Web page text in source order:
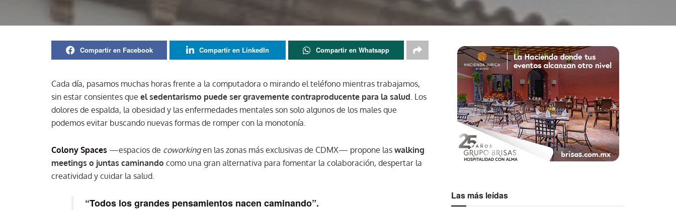
Compartir en Facebook Compartir en LinkedIn Compartir en Whatsapp
Cada día, pasamos muchas horas frente a la computadora o mirando el teléfono mientras trabajamos,
sin estar consientes que el sedentarismo puede ser gravemente contraproducente para la salud. Los
dolores de espalda, la obesidad y las enfermedades mentales son solo algunos de los males que
podemos evitar buscando nuevas formas de romper con la monotonía.
Colony Spaces —espacios de coworkingen las zonas más exclusivas de CDMX— propone las walking
meetings o juntas caminando como una gran alternativa para fomentar la colaboración, despertar la
creatividad y cuidar la salud.
“Todos los grandes pensamientos nacen caminando”.
Las más leídas